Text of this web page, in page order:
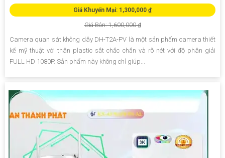
Giá Khuyến Mại: 1,300,000 ₫
Giá Bán: 1,600,000 ₫
Camera quan sát không dây DH-T2A-PV là một sản phẩm camera thiết
kế mỹ thuật với thân plastic sắt chắc chắn và rõ nét với độ phân giải
FULL HD 1080P. Sản phẩm này không chỉ giúp...